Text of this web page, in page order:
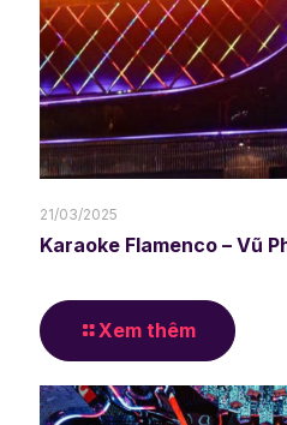
21/03/2025
Karaoke Flamenco – Vũ
Xem thêm